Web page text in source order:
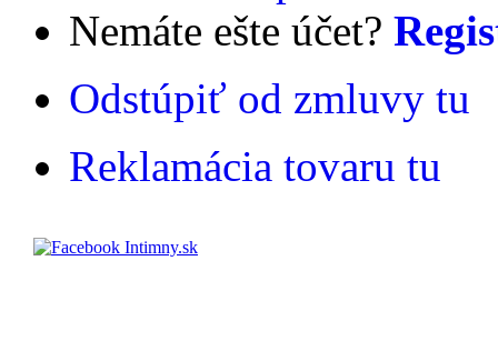
Nemáte ešte účet?
Odstúpiť od zmluvy tu
Reklamácia tovaru tu